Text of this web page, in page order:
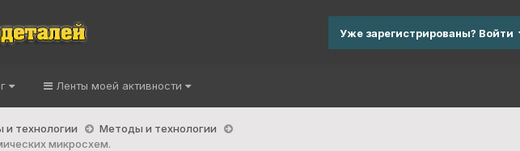
Уже зарегистрированы? Войти
Ленты моей активности
и технологии
Методы и технологии
микросхем.